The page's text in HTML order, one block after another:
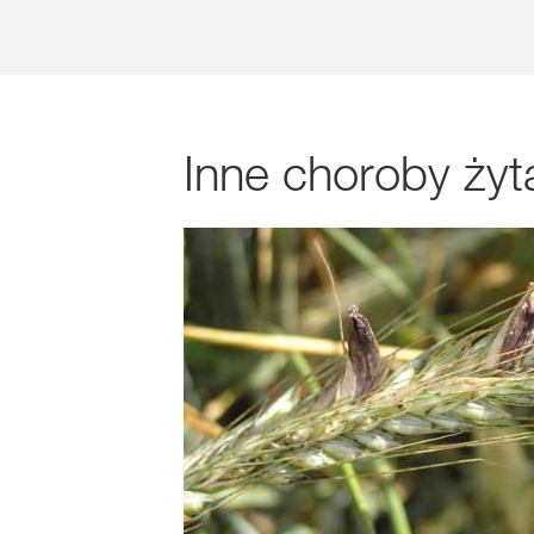
Inne choroby